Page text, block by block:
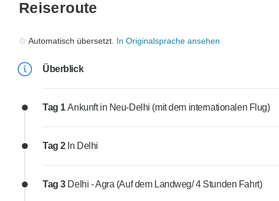
Reiseroute
Automatisch übersetzt. In Originalsprache ansehen
Überblick
Tag 1Ankunft in Neu-Delhi (mit dem internationalen Flug)
Tag 2 In Delhi
Tag 3 Delhi - Agra (Auf dem Landweg/ 4 Stunden Fahrt)